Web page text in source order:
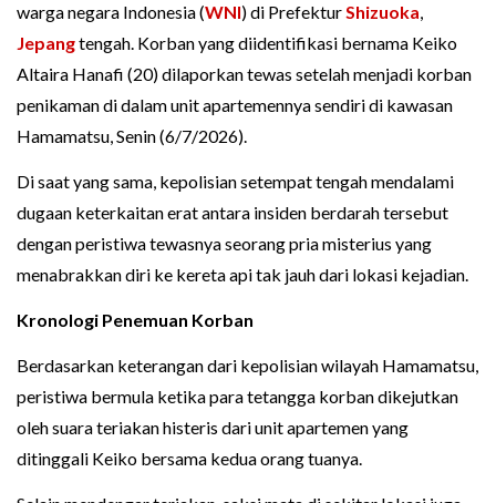
warga negara Indonesia (WNI) di PrefekturShizuoka,
Jepangtengah. Korban yang diidentifikasi bernama Keiko
Altaira Hanafi (20) dilaporkan tewas setelah menjadi korban
penikaman di dalam unit apartemennya sendiri di kawasan
Hamamatsu, Senin (6/7/2026).
Di saat yang sama, kepolisian setempat tengah mendalami
dugaan keterkaitan erat antara insiden berdarah tersebut
dengan peristiwa tewasnya seorang pria misterius yang
menabrakkan diri ke kereta api tak jauh dari lokasi kejadian.
Kronologi Penemuan Korban
Berdasarkan keterangan dari kepolisian wilayah Hamamatsu,
peristiwa bermula ketika para tetangga korban dikejutkan
oleh suara teriakan histeris dari unit apartemen yang
ditinggali Keiko bersama kedua orang tuanya.